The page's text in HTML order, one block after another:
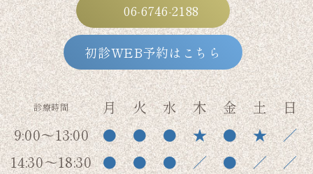
06-6746-2188
初診WEB予約はこちら
診療時間 月 火 水 木 金 土
日
9:00～13:00
● ● ● ★ ● ★
／
14:30～18:30 ● ● ● ／ ● ／ ／